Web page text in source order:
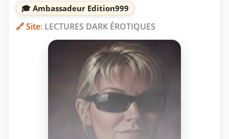
🎓 Ambassadeur Edition999
🔗 Site: LECTURES DARK ÉROTIQUES